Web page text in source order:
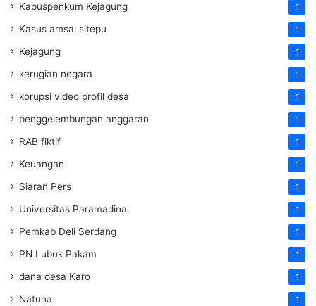
Kapuspenkum Kejagung 1
Kasus amsal sitepu 1
Kejagung 1
kerugian negara 1
korupsi video profil desa 1
penggelembungan anggaran 1
RAB fiktif 1
Keuangan 1
Siaran Pers 1
Universitas Paramadina 1
Pemkab Deli Serdang 1
PN Lubuk Pakam 1
dana desa Karo 1
Natuna 1